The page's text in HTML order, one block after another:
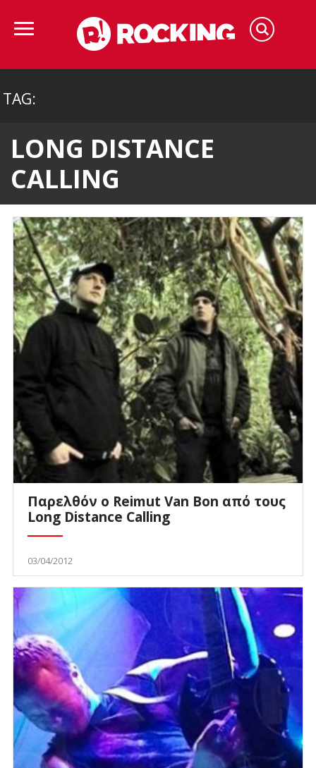
TAG:
LONG DISTANCE
CALLING
Παρελθόν ο Reimut Van Bon από τους
Long Distance Calling
03/04/2012